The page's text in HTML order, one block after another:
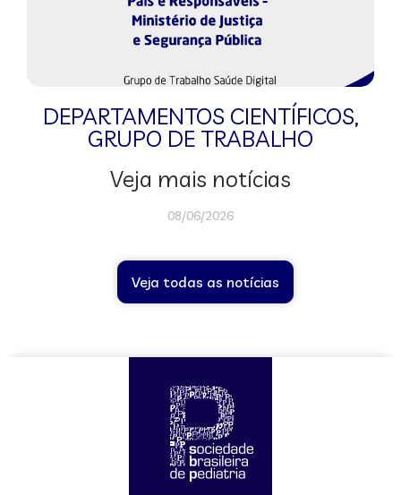
DEPARTAMENTOS CIENTÍFICOS,
GRUPO DE TRABALHO
Veja mais notícias
08/06/2026
Veja todas as notícias